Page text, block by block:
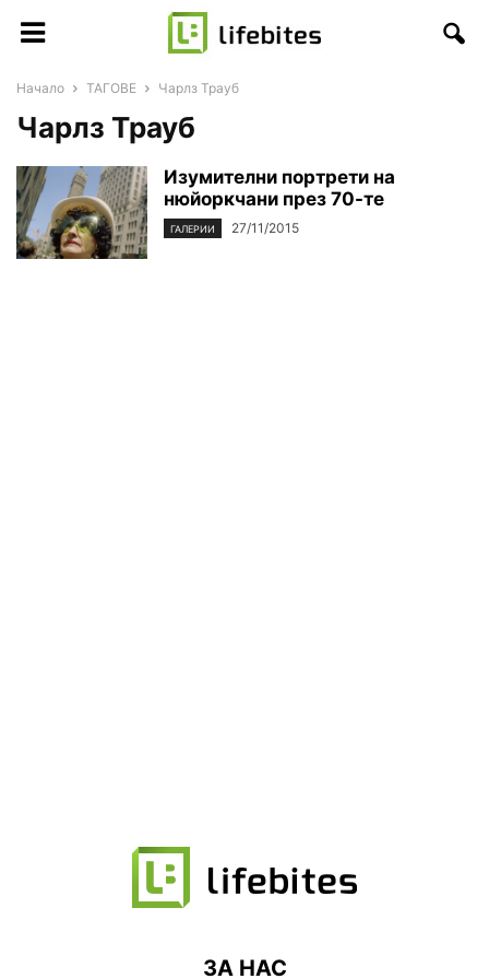
Начало ТАГОВЕ Чарлз Трауб
Чарлз Трауб
Изумителни портрети на
нюйоркчани през 70-те
ГАЛЕРИИ 27/11/2015
ЗА НАС